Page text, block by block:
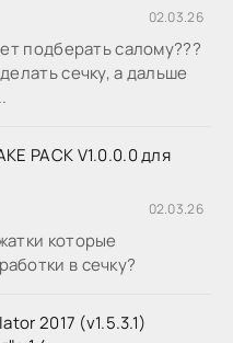
02.03.26
подберать салому???
сечку, а дальше
PACK V1.0.0.0 для
02.03.26
которые
в сечку?
2017 (v1.5.3.1)